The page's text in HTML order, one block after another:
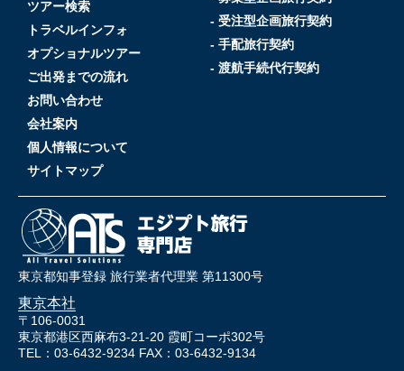
ツアー検索
トラベルインフォ
オプショナルツアー
ご出発までの流れ
お問い合わせ
会社案内
個人情報について
サイトマップ
- 受注型企画旅行契約
- 手配旅行契約
- 渡航手続代行契約
東京都知事登録 旅行業者代理業 第11300号
東京本社
〒106-0031
東京都港区西麻布3-21-20 霞町コーポ302号
TEL：03-6432-9234 FAX：03-6432-9134